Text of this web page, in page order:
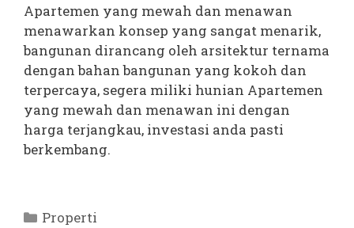
Apartemen yang mewah dan menawan
menawarkan konsep yang sangat menarik,
bangunan dirancang oleh arsitektur ternama
dengan bahan bangunan yang kokoh dan
terpercaya, segera miliki hunian Apartemen
yang mewah dan menawan ini dengan
harga terjangkau, investasi anda pasti
berkembang.
Kategori
Properti